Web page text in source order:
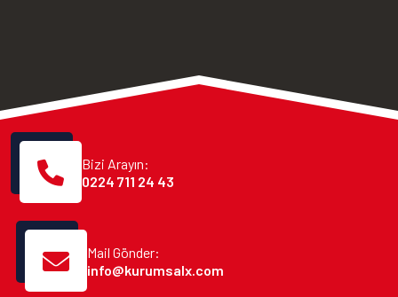
Bizi Arayın:
0224 711 24 43
Mail Gönder:
info@kurumsalx.com